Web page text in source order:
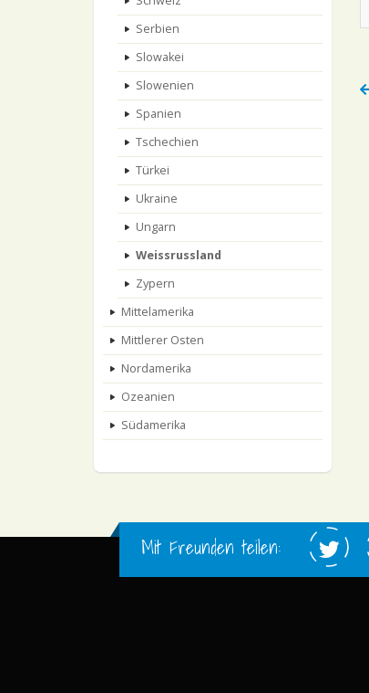
Serbien
Slowakei
Slowenien
Spanien
Tschechien
Türkei
Ukraine
Ungarn
Weissrussland
Zypern
Mittelamerika
Mittlerer Osten
Nordamerika
Ozeanien
Südamerika
Mit Freunden teilen: